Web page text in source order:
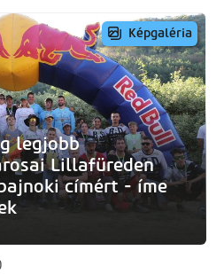
Képgaléria
legjobb
Lillafüreden
címért - íme